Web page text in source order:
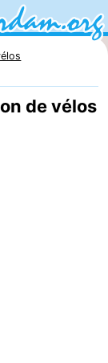
de vélos